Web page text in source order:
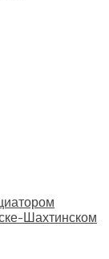
Шахтинском